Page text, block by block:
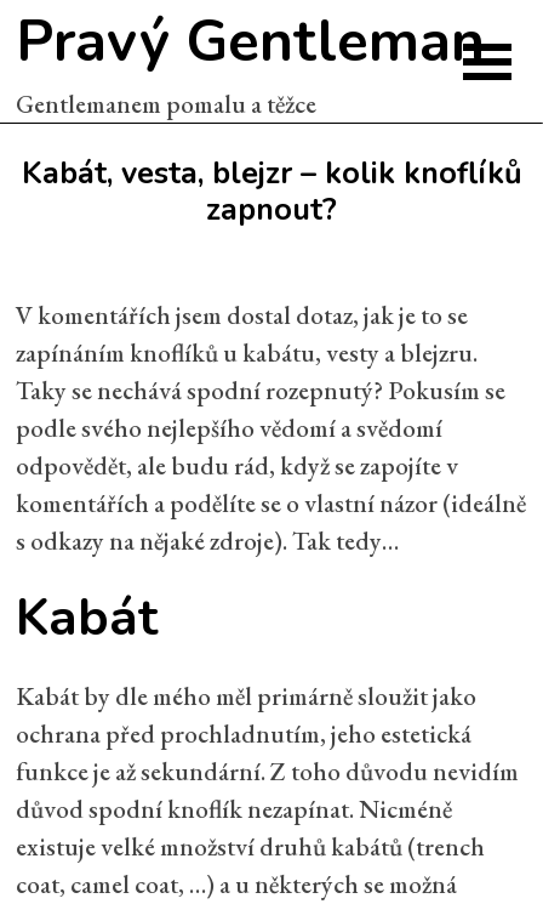
Pravý Gentleman
Gentlemanem pomalu a těžce
Kabát, vesta, blejzr – kolik knoflíků
zapnout?
V komentářích jsem dostal dotaz, jak je to se
zapínáním knoflíků u kabátu, vesty a blejzru.
Taky se nechává spodní rozepnutý? Pokusím se
podle svého nejlepšího vědomí a svědomí
odpovědět, ale budu rád, když se zapojíte v
komentářích a podělíte se o vlastní názor (ideálně
s odkazy na nějaké zdroje). Tak tedy…
Kabát
Kabát by dle mého měl primárně sloužit jako
ochrana před prochladnutím, jeho estetická
funkce je až sekundární. Z toho důvodu nevidím
důvod spodní knoflík nezapínat. Nicméně
existuje velké množství druhů kabátů (trench
coat, camel coat, …) a u některých se možná